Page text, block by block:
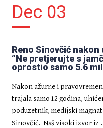
IZDVOJENO
Američki kemičari
Dec 03
Reno Sinovčić nakon
“Ne pretjerujte s
oprostio samo 5.6
Nakon ažurne i
trajala samo 12 godina,
poduzetnik, medijski
Sinovčić. Naš visoki izvor iz